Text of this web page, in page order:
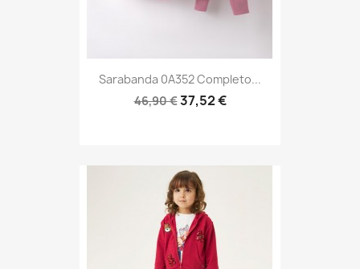
Sarabanda 0A352 Completo...
46,90 €37,52 €